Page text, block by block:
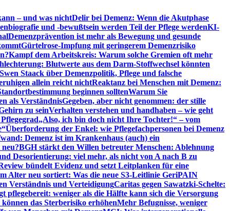
– und was nichtDelir bei Demenz: Wenn die Akutphase
und -bewußtsein werden Teil der Pflege werdenKI-
Demenzprävention ist mehr als Bewegung und gesunde
Gürtelrose-Impfung mit geringerem Demenzrisiko
Kampf dem Arbeitskreis: Warum solche Gremien oft mehr
Blutwerte aus dem Darm-Stoffwechsel könnten
Swen Staack über Demenzpolitik, Pflege und falsche
allein reicht nichtReaktanz bei Menschen mit Demenz:
beginnen solltenWarum Sie
als VerständnisGegeben, aber nicht genommen: der stille
zu seinVerhalten verstehen und handhaben – wie geht
„Also, ich bin doch nicht Ihre Tochter!“ – vom
Überforderung der Enkel: wie Pflegefachpersonen bei Demenz
Demenz ist im Krankenhaus (auch) ein
BGH stärkt den Willen betreuter Menschen: Ablehnung
Desorientierung: viel mehr, als nicht von A nach B zu
bündelt Evidenz und setzt Leitplanken für eine
Alter neu sortiert: Was die neue S3-Leitlinie GeriPAIN
Verständnis und VerteidigungCaritas gegen Sawatzki-Schelte:
pflegebereit: weniger als die Hälfte kann sich die Versorgung
das Sterberisiko erhöhenMehr Befugnisse, weniger